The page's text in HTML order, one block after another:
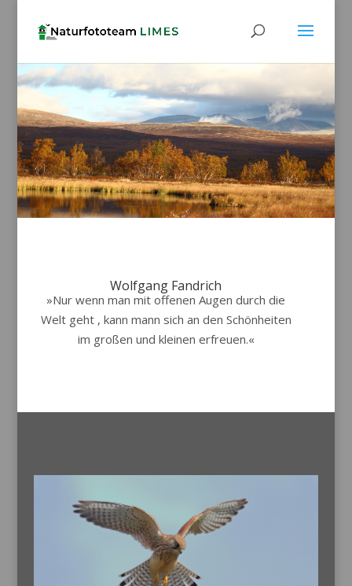
Wolfgang Fandrich
»Nur wenn man mit offenen Augen durch die
Welt geht , kann mann sich an den Schönheiten
im großen und kleinen erfreuen.«